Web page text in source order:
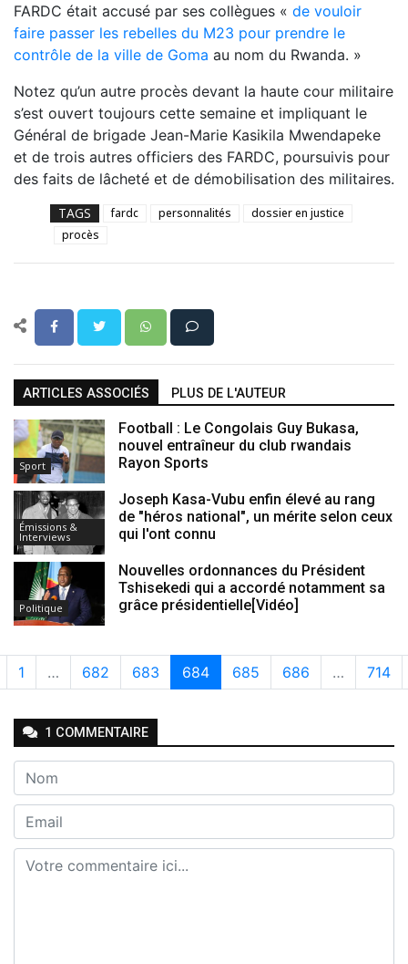
FARDC était accusé par ses collègues « de vouloir
faire passer les rebelles du M23 pour prendre le
contrôle de la ville de Goma au nom du Rwanda. »
Notez qu’un autre procès devant la haute cour militaire
s’est ouvert toujours cette semaine et impliquant le
Général de brigade Jean-Marie Kasikila Mwendapeke
et de trois autres officiers des FARDC, poursuivis pour
des faits de lâcheté et de démobilisation des militaires.
TAGS fardc personnalités
dossier en justice
procès
ARTICLES ASSOCIÉS PLUS DE L'AUTEUR
Sport
Football : Le Congolais Guy Bukasa,
nouvel entraîneur du club rwandais
Rayon Sports
Émissions &
Interviews
Joseph Kasa-Vubu enfin élevé au rang
de "héros national", un mérite selon ceux
qui l'ont connu
Politique
Nouvelles ordonnances du Président
Tshisekedi qui a accordé notamment sa
grâce présidentielle[Vidéo]
1 … 682 683 684 685 686 … 714
1 COMMENTAIRE